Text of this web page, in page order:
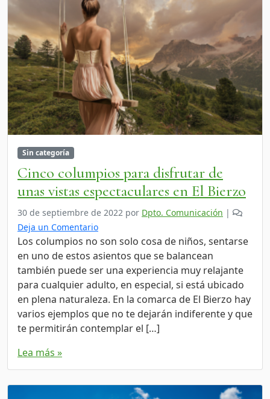
Sin categoría
Cinco columpios para disfrutar de
unas vistas espectaculares en El Bierzo
30 de septiembre de 2022 por Dpto. Comunicación |
Deja un Comentario
Los columpios no son solo cosa de niños, sentarse
en uno de estos asientos que se balancean
también puede ser una experiencia muy relajante
para cualquier adulto, en especial, si está ubicado
en plena naturaleza. En la comarca de El Bierzo hay
varios ejemplos que no te dejarán indiferente y que
te permitirán contemplar el […]
Lea más »